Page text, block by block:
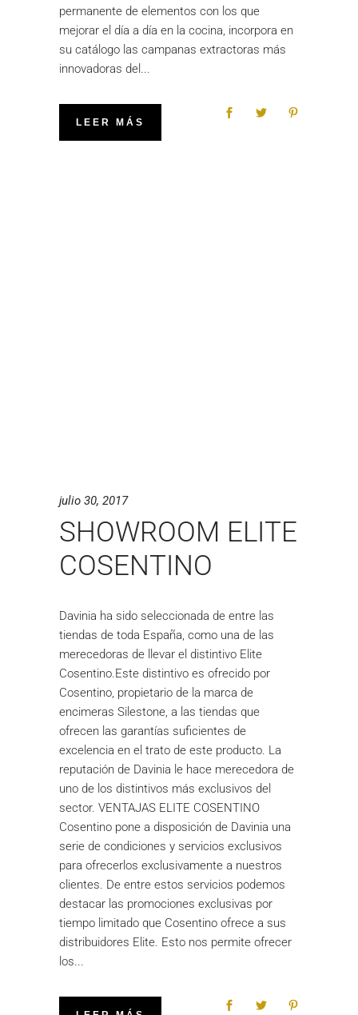
permanente de elementos con los que
mejorar el día a día en la cocina, incorpora en
su catálogo las campanas extractoras más
innovadoras del
LEER MÁS
julio 30, 2017
SHOWROOM ELITE
COSENTINO
Davinia ha sido seleccionada de entre las
tiendas de toda España, como una de las
merecedoras de llevar el distintivo Elite
Cosentino.Este distintivo es ofrecido por
Cosentino, propietario de la marca de
encimeras Silestone, a las tiendas que
ofrecen las garantías suficientes de
excelencia en el trato de este producto. La
reputación de Davinia le hace merecedora de
uno de los distintivos más exclusivos del
sector. VENTAJAS ELITE COSENTINO
Cosentino pone a disposición de Davinia una
serie de condiciones y servicios exclusivos
para ofrecerlos exclusivamente a nuestros
clientes. De entre estos servicios podemos
destacar las promociones exclusivas por
tiempo limitado que Cosentino ofrece a sus
distribuidores Elite. Esto nos permite ofrecer
los